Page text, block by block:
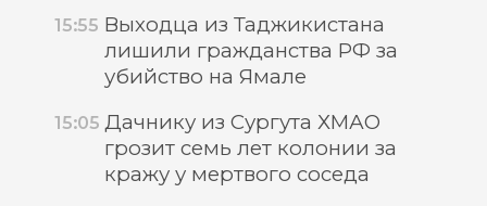
15:55 Выходца из Таджикистана
лишили гражданства РФ за
убийство на Ямале
15:05 Дачнику из Сургута ХМАО
грозит семь лет колонии за
кражу у мертвого соседа